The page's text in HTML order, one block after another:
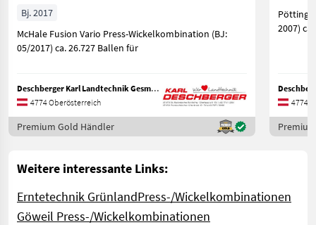
Bj. 2017
McHale Fusion Vario Press-Wickelkombination (BJ:
05/2017) ca. 26.727 Ballen für
Deschberger Karl Landtechnik GesmbH & Co KG
4774 Oberösterreich
Premium Gold Händler
2007)
4774
Weitere interessante Links:
Erntetechnik GrünlandPress-/Wickelkombinationen
Göweil Press-/Wickelkombinationen